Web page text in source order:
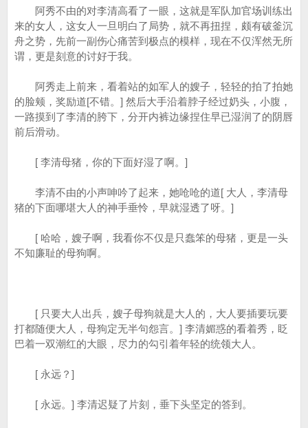
阿秀不由的对李清高看了一眼，这就是军队加官场训练出
来的女人，这女人一旦明白了局势，就不再扭捏，颇有破釜沉
舟之势，先前一副伤心痛苦到极点的模样，现在不仅浑然无所
谓，更是刻意的讨好于我。
阿秀走上前来，看着站的如军人的嫂子，轻轻的拍了拍她
的脸颊，奖励道[不错。] 然后大手沿着脖子经过奶头，小腹，
一路摸到了李清的胯下，分开内裤边缘捏住早已湿润了的阴唇
前后滑动。
[ 李清母猪，你的下面好湿了啊。]
李清不由的小声呻吟了起来，她呛呛的道[ 大人，李清母
猪的下面哪堪大人的神手垂怜，早就湿透了呀。]
[ 哈哈，嫂子啊，我看你不仅是只蠢笨的母猪，更是一头
不知廉耻的母狗啊。
[ 只要大人出兵，嫂子母狗就是大人的，大人要插要玩要
打都随便大人，母狗定无半句怨言。] 李清媚惑的看着秀，眨
巴着一双潮红的大眼，尽力的勾引着年轻的统领大人。
[ 永远？]
[ 永远。] 李清迟疑了片刻，垂下头坚定的答到。